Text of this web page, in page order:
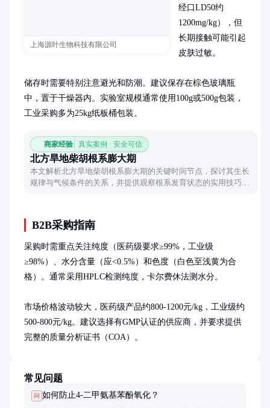
上海源叶生物科技有限公司
经口LD50约
1200mg/kg），但
长期接触可能引起
皮肤过敏。
储存时需要特别注意避光和防潮。建议保存在棕色玻璃瓶
中，置于干燥器内。实验室规模通常使用100g或500g包装，
工业采购多为25kg纸板桶包装。
商家经验 真实案例 · 安全可信
北方旱地柴胡根系膨大期
本文解析北方旱地柴胡根系膨大期的关键时间节点，探讨其生长
规律与气候条件的关系，并提供观察根系发育状态的实用技巧，
B2B采购指南
采购时需重点关注纯度（医药级要求≥99%，工业级
≥98%）、水分含量（应<0.5%）和色度（白色至浅黄为合
格）。通常采用HPLC检测纯度，卡尔费休法测水分。
市场价格波动较大，医药级产品约800-1200元/kg，工业级约
500-800元/kg。建议选择有GMP认证的供应商，并要求提供
完整的质量分析证书（COA）。
常见问题
问 如何防止4-二甲氨基苯酚氧化？